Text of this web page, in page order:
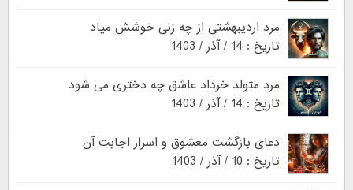
مرد اردیبهشتی از چه زنی خوشش میاد
تاریخ : 14 / آذر / 1403
مرد متولد خرداد عاشق چه دختری می شود
تاریخ : 14 / آذر / 1403
دعای بازگشت معشوق و اسرار اجابت آن
تاریخ : 10 / آذر / 1403